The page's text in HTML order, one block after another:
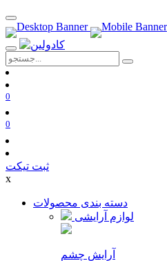
0
0
ثبت تیکت
x
دسته بندی محصولات
لوازم آرایشی
آرایش چشم